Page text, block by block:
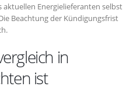
Energielieferanten selbst
Beachtung der Kündigungsfrist
in
ist